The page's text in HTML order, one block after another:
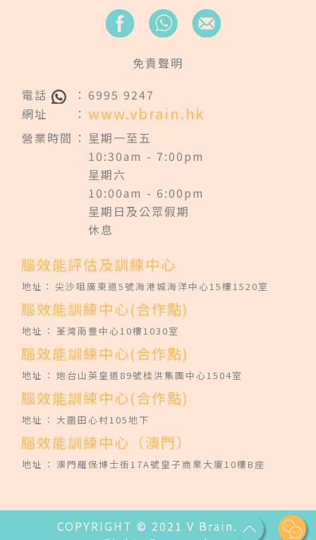
電話 ： 6995 9247
網址
： www.vbrain.hk
營業時間 ： 星期一至五
10:30am - 7:00pm
星期六
10:00am - 6:00pm
星期日及公眾假期
休息
免責聲明
腦效能評估及訓練中心
地址： 尖沙咀廣東道5號海港城海洋中心15樓1520室
腦效能訓練中心(合作點)
地址 ： 荃灣南豐中心10樓1030室
腦效能訓練中心(合作點)
地址 ： 炮台山英皇道89號桂洪集團中心1504室
腦效能訓練中心(合作點)
地址 ： 大圍田心村105地下
腦效能訓練中心（澳門）
地址 ： 澳門羅保博士街17A號皇子商業大廈10樓B座
COPYRIGHT © 2021 V Brain. All